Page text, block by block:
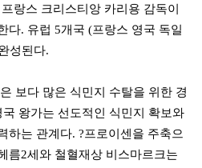
랑스 크리스티앙 카리용 감독이
다. 유럽 5개국 (프랑스 영국 독일
성된다.
보다 많은 식민지 수탈을 위한 경
왕가는 선도적인 식민지 확보와
하는 관계다. ?프로이센을 주축으
름2세와 철혈재상 비스마르크는